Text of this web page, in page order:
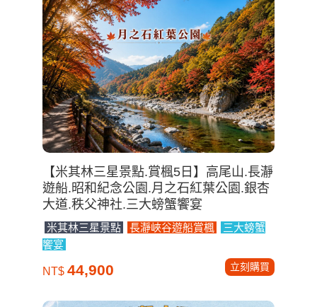
【米其林三星景點.賞楓5日】高尾山.長瀞
遊船.昭和紀念公園.月之石紅葉公園.銀杏
大道.秩父神社.三大螃蟹饗宴
米其林三星景點 長瀞峽谷遊船賞楓
三大螃蟹
饗宴
NT$ 44,900 立刻購買